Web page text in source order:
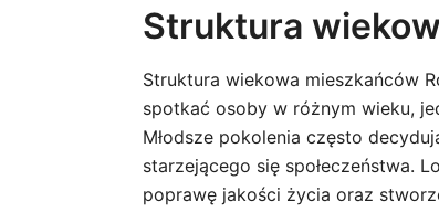
Struktura
Struktura wiekowa mieszkańców
spotkać osoby w różnym wieku,
Młodsze pokolenia często
starzejącego się społeczeństwa.
poprawę jakości życia oraz